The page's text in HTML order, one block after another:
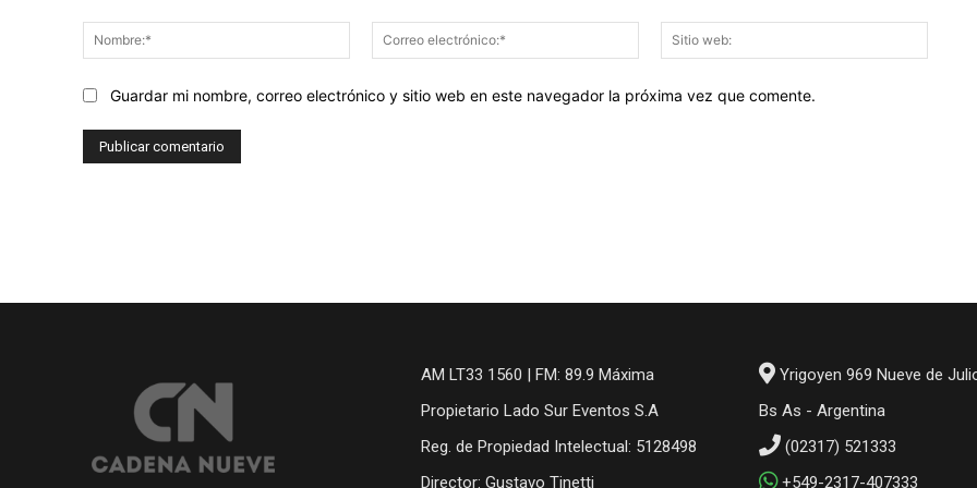
Nombre:*
Correo
electrónico:*
web:
Guardar mi nombre, correo electrónico y sitio web en este navegador la próxima vez que comente.
AM LT33 1560 | FM: 89.9 Máxima
Propietario Lado Sur Eventos S.A
Reg. de Propiedad Intelectual: 5128498
Director: Gustavo Tinetti
Yrigoyen 969 Nueve de
Bs As - Argentina
(02317) 521333
+549-2317-407333